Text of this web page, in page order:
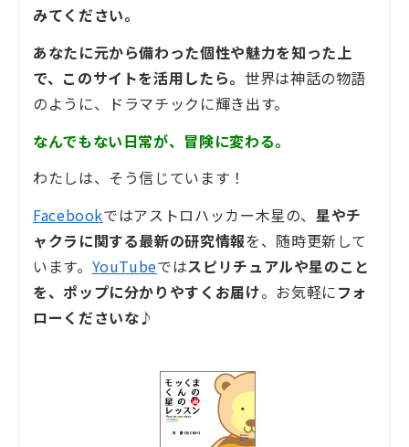
みてください。
あなたに元から備わった個性や魅力を知った上
で、このサイトを活用したら。 世界は神話の物語
のように、ドラマチックに輝き出す。
なんでもない日常が、冒険に変わる。
わたしは、そう信じています！
Facebookではアストロハッカー木星の、星やチ
ャクラに関する最新の研究情報を、随時更新して
います。 YouTubeではスピリチュアルや星のこと
を、ポップに分かりやすくお届け。お気軽にフォ
ローくださいな♪